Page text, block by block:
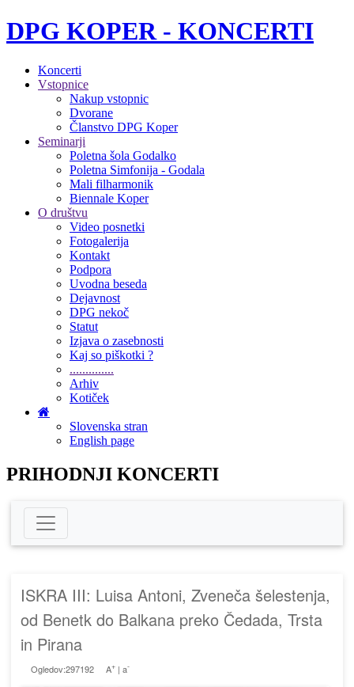
DPG KOPER - KONCERTI
Koncerti
Vstopnice
Nakup vstopnic
Dvorane
Članstvo DPG Koper
Seminarji
Poletna šola Godalko
Poletna Simfonija - Godala
Mali filharmonik
Biennale Koper
O društvu
Video posnetki
Fotogalerija
Kontakt
Podpora
Uvodna beseda
Dejavnost
DPG nekoč
Statut
Izjava o zasebnosti
Kaj so piškotki ?
..............
Arhiv
Kotiček
Slovenska stran
English page
PRIHODNJI KONCERTI
ISKRA III: Luisa Antoni, Zveneča šelestenja,
od Benetk do Balkana preko Čedada, Trsta
in Pirana
Ogledov:297192 A+| a-